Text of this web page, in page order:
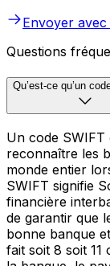
Envoyer avec
Questions
Qu’est-ce qu’un
Un code
reconnaître les
monde entier
SWIFT signifie
financière
de garantir que
bonne banque
fait soit 8 soit